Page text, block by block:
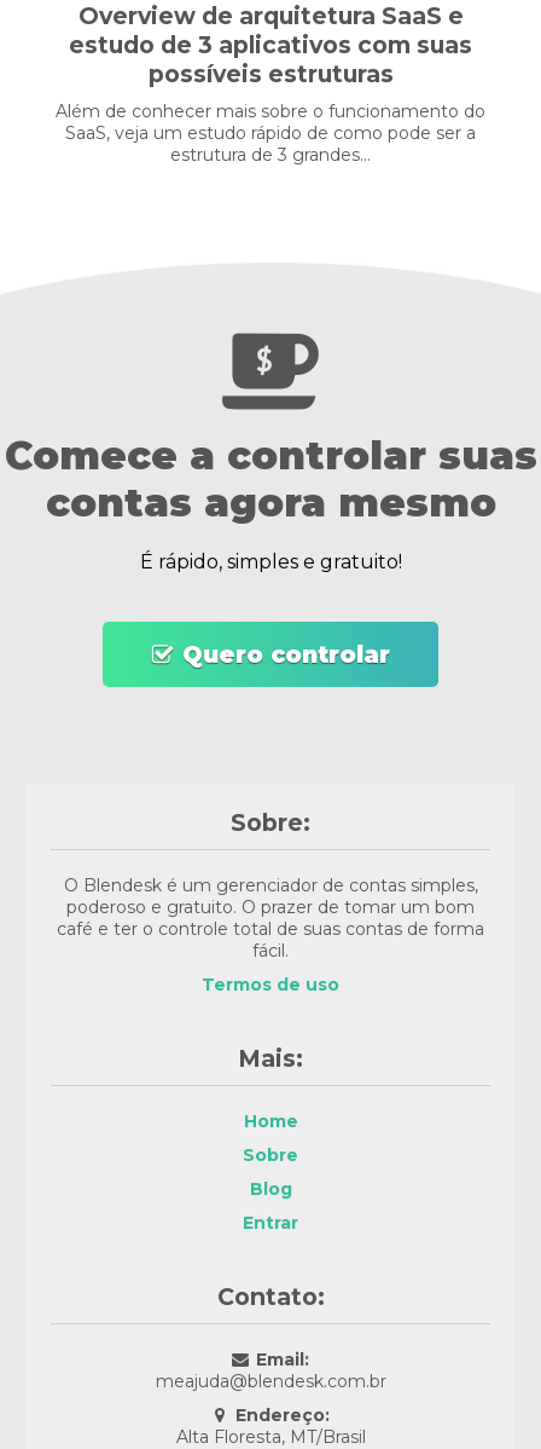
Overview de arquitetura SaaS e
estudo de 3 aplicativos com suas
possíveis estruturas
Além de conhecer mais sobre o funcionamento do
SaaS, veja um estudo rápido de como pode ser a
estrutura de 3 grandes...
Comece a controlar suas
contas agora mesmo
É rápido, simples e gratuito!
Quero controlar
Sobre:
O Blendesk é um gerenciador de contas simples,
poderoso e gratuito. O prazer de tomar um bom
café e ter o controle total de suas contas de forma
fácil.
Termos de uso
Mais:
Home
Sobre
Blog
Entrar
Contato:
Email:
meajuda@blendesk.com.br
Endereço:
Alta Floresta, MT/Brasil